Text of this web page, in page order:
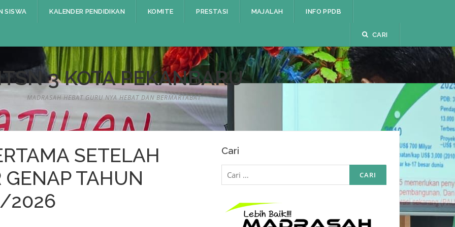
SISWA KALENDER PENDIDIKAN KOMITE PRESTASI MAJALAH INFO PPDB
CARI
3 KOTA PEKANBARU
MADRASAH HEBAT GURU NYA HEBAT DAN BERMARTABAT
SETELAH
GENAP TAHUN
2026
Cari
Cari
untuk: